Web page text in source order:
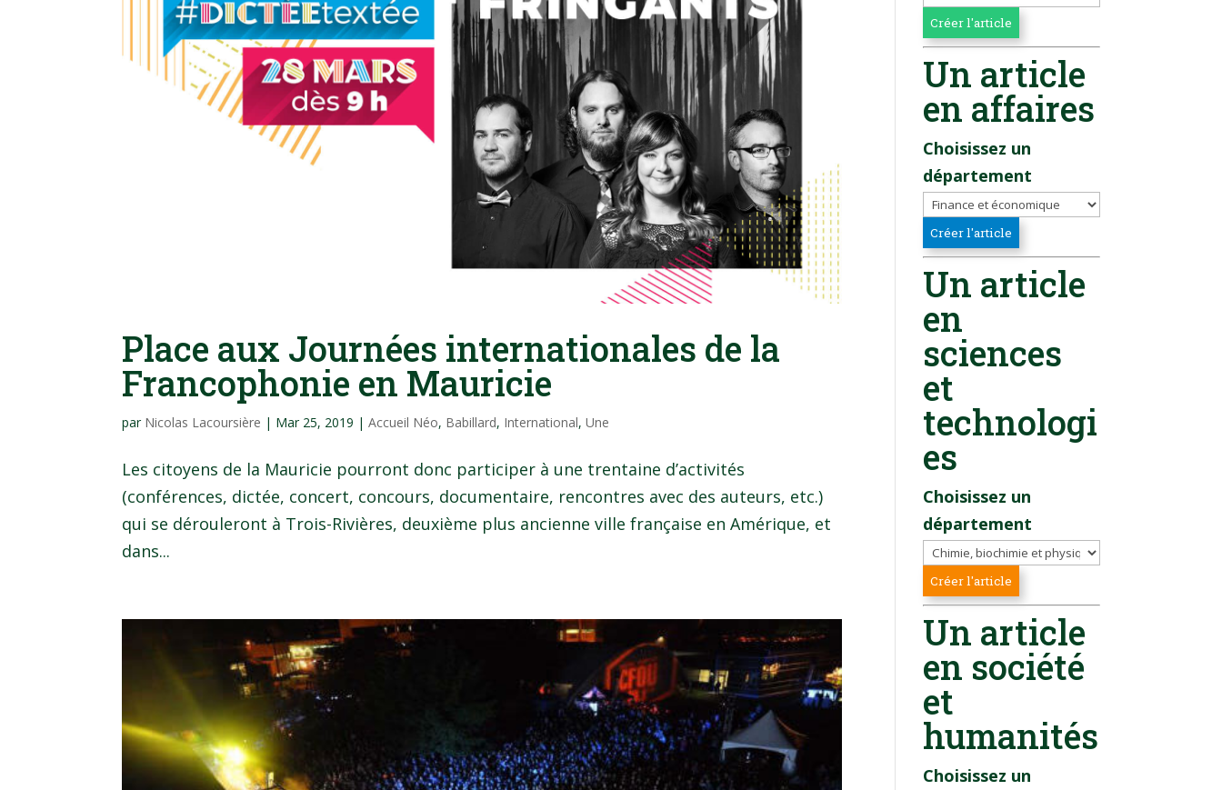
Place aux Journées internationales de la
Francophonie en Mauricie
par Nicolas Lacoursière | Mar 25, 2019 |Accueil Néo, Babillard, International,Une
Les citoyens de la Mauricie pourront donc participer à une trentaine d’activités
(conférences, dictée, concert, concours, documentaire, rencontres avec des auteurs, etc.)
qui se dérouleront à Trois-Rivières, deuxième plus ancienne ville française en Amérique, et
dans...
Un article
en affaires
Choisissez un
département
Un article
en
sciences
et
technologi
es
Choisissez un
département
Un article
en société
et
humanités
Choisissez un